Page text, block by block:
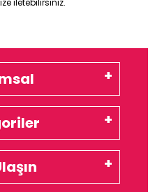
iletebilirsiniz.